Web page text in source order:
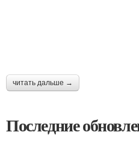
читать дальше →
Последние